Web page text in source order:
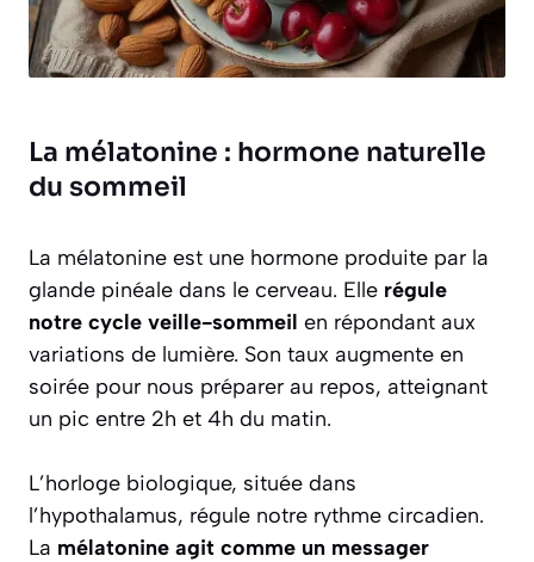
La mélatonine : hormone naturelle
du sommeil
La mélatonine est une hormone produite par la
glande pinéale dans le cerveau. Elle régule
notre cycle veille-sommeil en répondant aux
variations de lumière. Son taux augmente en
soirée pour nous préparer au repos, atteignant
un pic entre 2h et 4h du matin.
L’horloge biologique, située dans
l’hypothalamus, régule notre rythme circadien.
La mélatonine agit comme un messager